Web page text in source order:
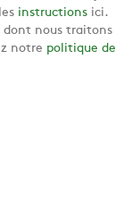
instructions ici.
dont nous traitons
notre politique de